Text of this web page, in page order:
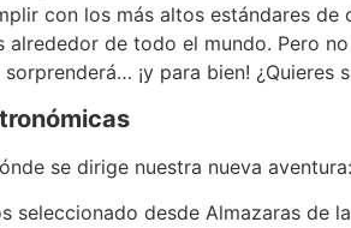
con los más altos estándares
de todo el mundo. Pero
¡y para bien! ¿Quieres
se dirige nuestra nueva aventura:
seleccionado desde Almazaras de